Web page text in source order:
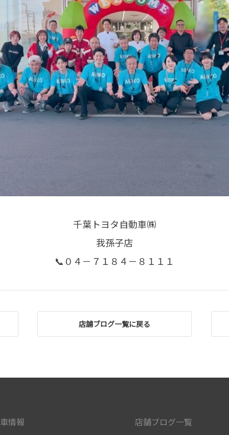
千葉トヨタ自動車㈱
我孫子店
📞０４－７１８４－８１１１
店舗ブログ一覧に戻る
情報 店舗ブログ一覧